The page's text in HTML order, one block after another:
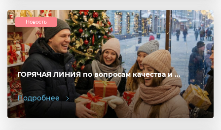
ГОРЯЧАЯ ЛИНИЯ по вопросам качества и ...
Подробнее
Новость